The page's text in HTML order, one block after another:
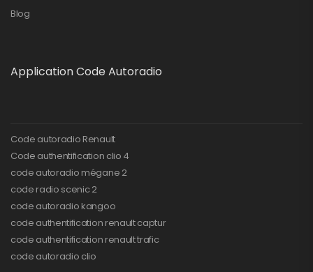
Blog
Application Code Autoradio
Code autoradio Renault
Code authentification clio 4
code autoradio mégane 2
code radio scenic 2
code autoradio kangoo
code authentification renault captur
code authentification renault trafic
code autoradio clio